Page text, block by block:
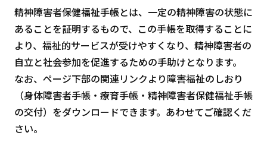
精神障害者保健福祉手帳とは、一定の精神障害の状態に
あることを証明するもので、この手帳を取得することに
より、福祉的サービスが受けやすくなり、精神障害者の
自立と社会参加を促進するための手助けとなります。
なお、ページ下部の関連リンクより障害福祉のしおり
（身体障害者手帳・療育手帳・精神障害者保健福祉手帳
の交付）をダウンロードできます。あわせてご確認くだ
さい。